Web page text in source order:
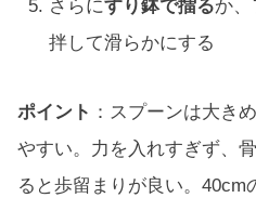
さらにすり鉢で擂るか
拌して滑らかにする
ポイント ：スプーンは大き
やすい。力を入れすぎず、
ると歩留まりが良い。40cm